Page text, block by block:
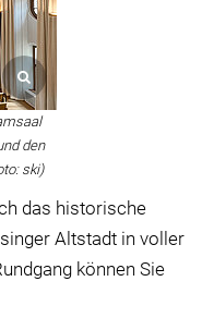
den
ski)
das historische
Altstadt in voller
können Sie